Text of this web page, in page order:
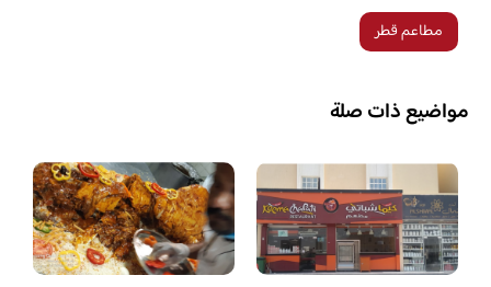
مطاعم قطر
مواضيع ذات صلة